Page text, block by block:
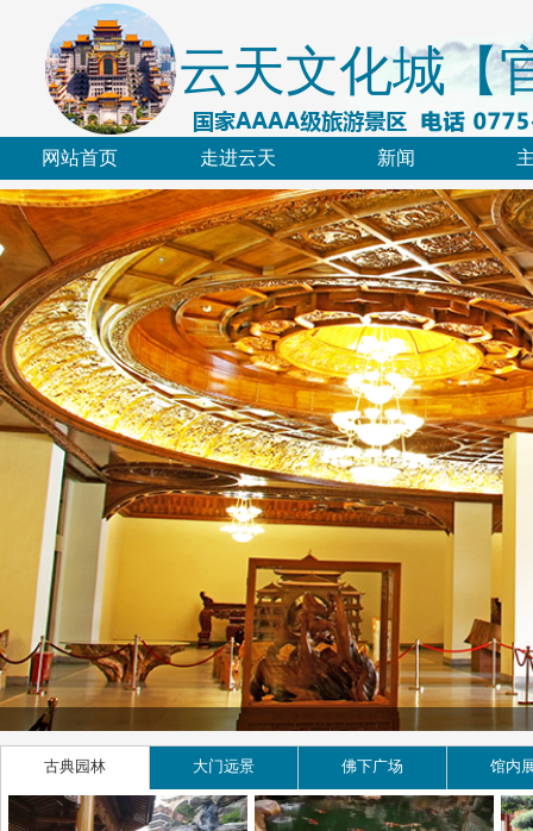
云天文化城【
网站首页 走进云天 新闻
古典园林 大门远景 佛下广场 馆内